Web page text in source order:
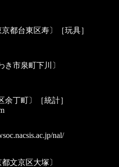
京都台東区寿〕［玩具］
き市泉町下川〕
余丁町〕［統計］
nal/
都文京区大塚〕